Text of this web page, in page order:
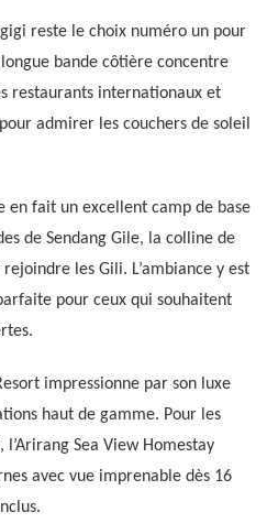
reste le choix numéro un pour
bande côtière concentre
restaurants internationaux et
admirer les couchers de soleil
en fait un excellent camp de base
de Sendang Gile, la colline de
les Gili. L’ambiance y est
pour ceux qui souhaitent
impressionne par son luxe
haut de gamme. Pour les
Sea View Homestay
avec vue imprenable dès 16